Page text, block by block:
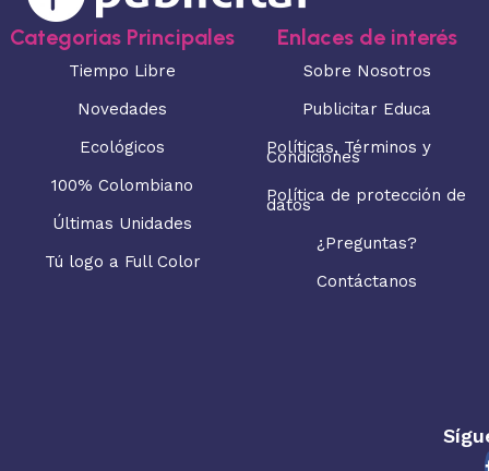
Categorias Principales
Tiempo Libre
Novedades
Ecológicos
100% Colombiano
Últimas Unidades
Tú logo a Full Color
Enlaces de interés
Sobre Nosotros
Publicitar Educa
Políticas, Términos y
Condiciones
Política de protección de
datos
¿Preguntas?
Contáctanos